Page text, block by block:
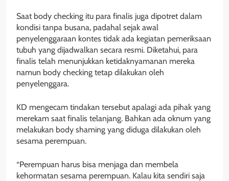
Saat body checking itu para finalis juga dipotret dalam
kondisi tanpa busana, padahal sejak awal
penyelenggaraan kontes tidak ada kegiatan pemeriksaan
tubuh yang dijadwalkan secara resmi. Diketahui, para
finalis telah menunjukkan ketidaknyamanan mereka
namun body checking tetap dilakukan oleh
penyelenggara.
KD mengecam tindakan tersebut apalagi ada pihak yang
merekam saat finalis telanjang. Bahkan ada oknum yang
melakukan body shaming yang diduga dilakukan oleh
sesama perempuan.
“Perempuan harus bisa menjaga dan membela
kehormatan sesama perempuan. Kalau kita sendiri saja